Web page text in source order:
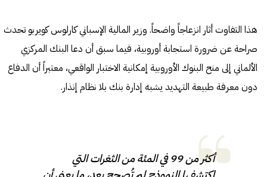
هذا التفاوت أثار انزعاجاً واضحاً. وزير المالية الإسباني كارلوس كويربو تحدث
صراحة عن ضرورة استجابة أوروبية، فيما سبق أن دعا البنك المركزي
الألماني إلى منح البنوك الأوروبية إمكانية الاختبار الواقعي، معتبراً أن الدفاع
دون معرفة طبيعة التهديد يشبه إدارة بنك بلا نظام إنذار.
أكثر من 99 في المئة من الثغرات التي